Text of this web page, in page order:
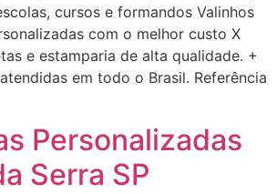
cursos e formandos Valinhos
com o melhor custo X
e estamparia de alta qualidade. +
em todo o Brasil. Referência
Personalizadas
Serra SP